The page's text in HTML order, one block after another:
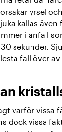
yrsel
kallas även
i anfall
sekunder.
fall över av
varför vissa
dock vissa